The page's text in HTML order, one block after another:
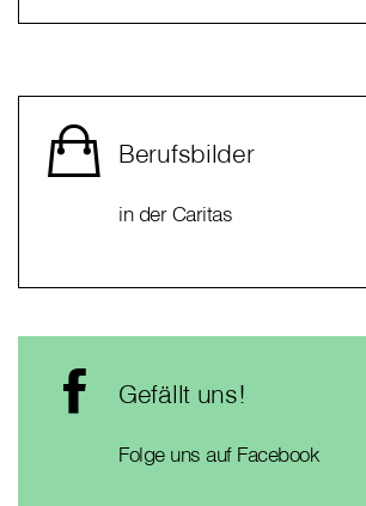
Berufsbilder
in der Caritas
Gefällt uns!
Folge uns auf Facebook